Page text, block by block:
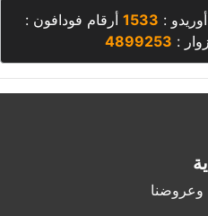
:
1533 أرقام فودافون :
:
4899253
وعروضنا